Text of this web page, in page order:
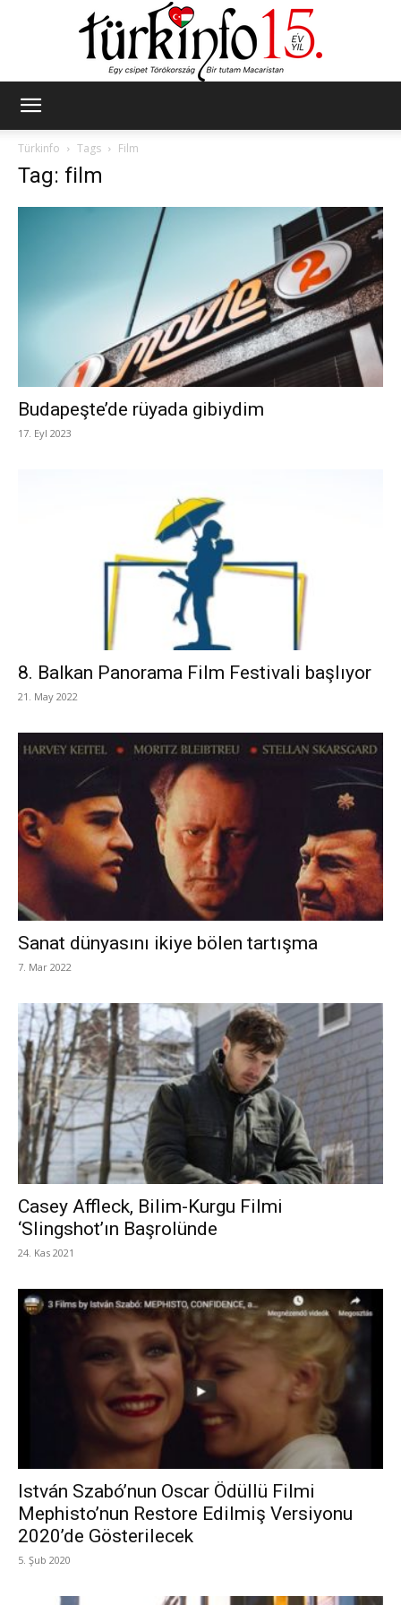
Türkinfo
Tags Film
Tag: film
Budapeşte’de rüyada gibiydim
17. Eyl 2023
8. Balkan Panorama Film Festivali başlıyor
21. May 2022
Sanat dünyasını ikiye bölen tartışma
7. Mar 2022
Casey Affleck, Bilim-Kurgu Filmi
‘Slingshot’ın Başrolünde
24. Kas 2021
István Szabó’nun Oscar Ödüllü Filmi
Mephisto’nun Restore Edilmiş Versiyonu
2020’de Gösterilecek
5. Şub 2020